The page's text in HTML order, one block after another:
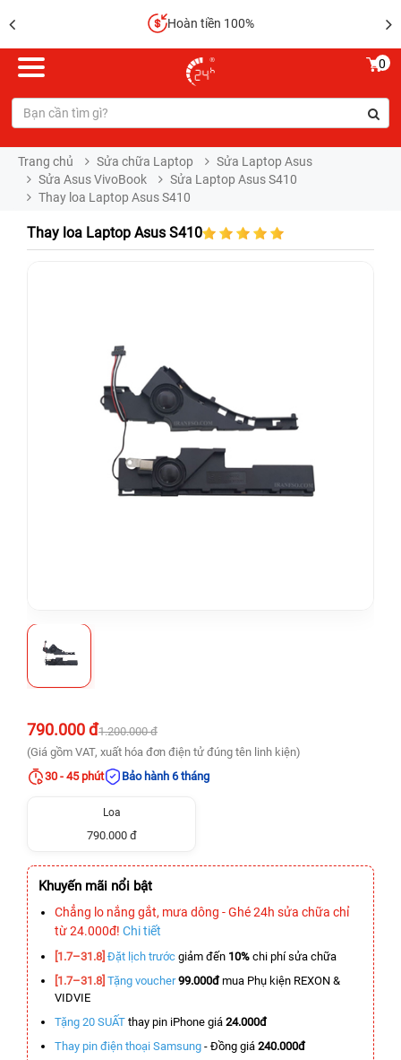
Hoàn tiền 100%
0
Trang chủ Sửa chữa Laptop
Sửa Laptop Asus
Sửa Asus VivoBook
Sửa Laptop Asus S410
Thay loa Laptop Asus S410
Thay loa Laptop Asus S410
790.000 đ1.200.000 đ
(Giá gồm VAT, xuất hóa đơn điện tử đúng tên linh kiện)
30 - 45 phút
Bảo hành 6 tháng
Loa
790.000 đ
Khuyến mãi nổi bật
Chẳng lo nắng gắt, mưa dông - Ghé 24h sửa chữa chỉ
từ 24.000đ! Chi tiết
[1.7–31.8] Đặt lịch trước giảm đến 10% chi phí sửa chữa
[1.7–31.8] Tặng voucher 99.000đmua Phụ kiện REXON &
VIDVIE
Tặng 20 SUẤT thay pin iPhone giá 24.000đ
Thay pin điện thoại Samsung - Đồng giá 240.000đ